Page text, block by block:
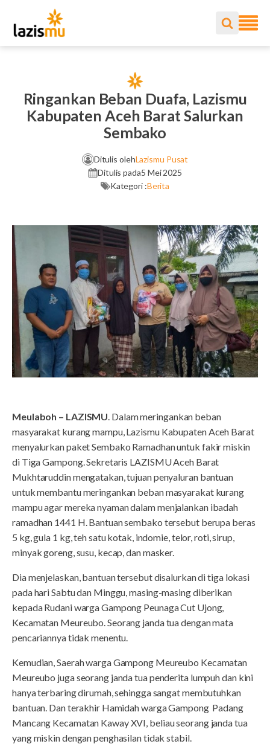
Ringankan Beban Duafa, Lazismu
Kabupaten Aceh Barat Salurkan
Sembako
Ditulis olehLazismu Pusat
Ditulis pada5 Mei 2025
Kategori :Berita
Meulaboh – LAZISMU. Dalam meringankan beban
masyarakat kurang mampu, Lazismu Kabupaten Aceh Barat
menyalurkan paket Sembako Ramadhan untuk fakir miskin
di Tiga Gampong. Sekretaris LAZISMU Aceh Barat
Mukhtaruddin mengatakan, tujuan penyaluran bantuan
untuk membantu meringankan beban masyarakat kurang
mampu agar mereka nyaman dalam menjalankan ibadah
ramadhan 1441 H. Bantuan sembako tersebut berupa beras
5 kg, gula 1 kg, teh satu kotak, indomie, telor, roti, sirup,
minyak goreng, susu, kecap, dan masker.
Dia menjelaskan, bantuan tersebut disalurkan di tiga lokasi
pada hari Sabtu dan Minggu, masing-masing diberikan
kepada Rudani warga Gampong Peunaga Cut Ujong,
Kecamatan Meureubo. Seorang janda tua dengan mata
pencariannya tidak menentu.
Kemudian, Saerah warga Gampong Meureubo Kecamatan
Meureubo juga seorang janda tua penderita lumpuh dan kini
hanya terbaring dirumah, sehingga sangat membutuhkan
bantuan. Dan terakhir Hamidah warga Gampong Padang
Mancang Kecamatan Kaway XVI, beliau seorang janda tua
yang miskin dengan penghasilan tidak stabil.